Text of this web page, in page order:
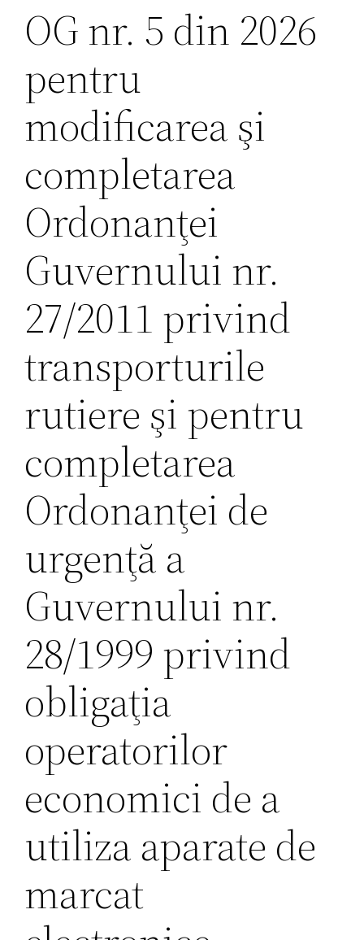
OG nr. 5 din 2026
pentru
modificarea şi
completarea
Ordonanţei
Guvernului nr.
27/2011 privind
transporturile
rutiere şi pentru
completarea
Ordonanţei de
urgenţă a
Guvernului nr.
28/1999 privind
obligaţia
operatorilor
economici de a
utiliza aparate de
marcat